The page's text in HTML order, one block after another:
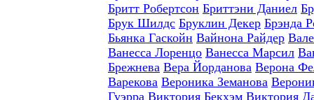
Бритт Робертсон Бриттэни Даниел
Брук Шилдс Бруклин Декер Брэнда
Бьянка Гаскойн Вайнона Райдер
Ванесса Лоренцо Ванесса Марсил
Брежнева Вера Йорданова Верона
Варекова Вероника Земанова
Гуэрра Виктория Бекхэм Виктория